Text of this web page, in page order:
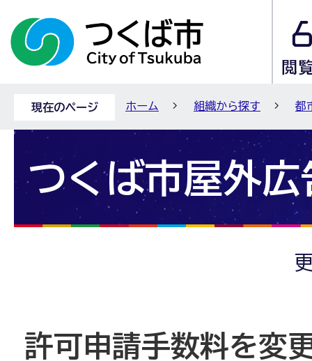
現在のページ ホーム 組織から探す 都
つくば市屋外広
許可申請手数料を変